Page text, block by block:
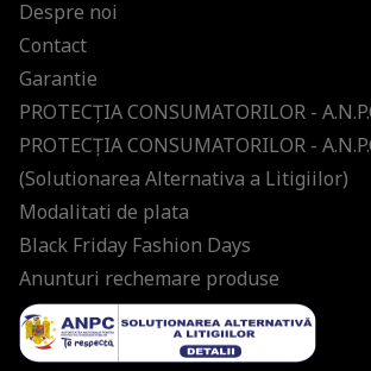
Despre noi
Contact
Garantie
PROTECŢIA CONSUMATORILOR -
PROTECŢIA CONSUMATORILOR -
(Solutionarea Alternativa a Litigiilor)
Modalitati de plata
Black Friday Fashion Days
Anunturi rechemare produse